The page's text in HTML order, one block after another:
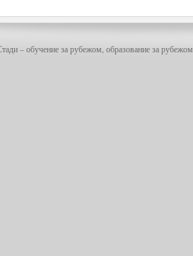
– обучение за рубежом, образование за